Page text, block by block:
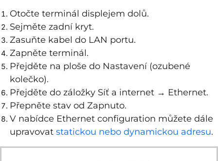
Otočte terminál displejem dolů.
Sejměte zadní kryt.
Zasuňte kabel do LAN portu.
Zapněte terminál.
Přejděte na ploše do Nastavení (ozubené
kolečko).
Přejděte do záložky Síť a internet → Ethernet.
Přepněte stav od Zapnuto.
V nabídce Ethernet configuration můžete dále
upravovat statickou nebo dynamickou adresu.